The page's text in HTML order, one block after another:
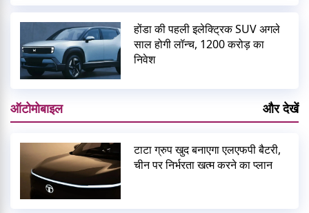
होंडा की पहली इलेक्ट्रिक SUV अगले
साल होगी लॉन्च, 1200 करोड़ का
निवेश
ऑटोमोबाइल और देखें
टाटा ग्रुप खुद बनाएगा एलएफपी बैटरी,
चीन पर निर्भरता खत्म करने का प्लान